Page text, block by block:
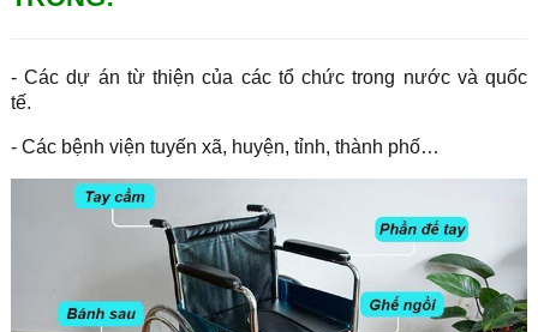
- Các dự án từ thiện của các tổ chức trong nước và quốc
tế.
- Các bệnh viện tuyến xã, huyện, tỉnh, thành phố…